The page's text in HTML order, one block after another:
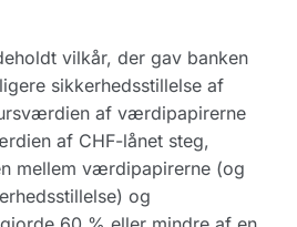
vilkår, der gav banken
sikkerhedsstillelse af
af værdipapirerne
af CHF-lånet steg,
mellem værdipapirerne (og
og